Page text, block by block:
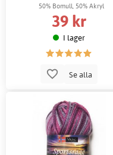
50% Bomull, 50% Akryl
39 kr
I lager
Se alla